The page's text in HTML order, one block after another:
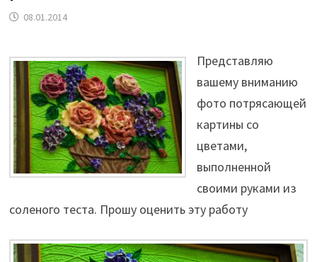
08.01.2014
Представляю
вашему вниманию
фото потрясающей
картины со
цветами,
выполненной
своими руками из
соленого теста. Прошу оценить эту работу